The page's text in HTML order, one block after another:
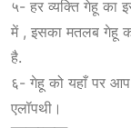
५- हर व्यक्ति गेहू का
में , इसका मतलब गेहू
है.
६- गेहू को यहाँ पर आप
एलॉपथी।